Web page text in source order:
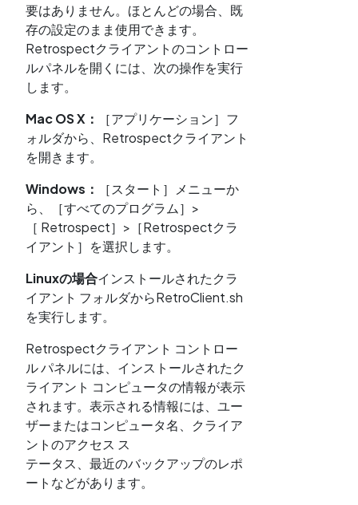
要はありません。ほとんどの場合、既
存の設定のまま使用できます。
Retrospectクライアントのコントロー
ルパネルを開くには、次の操作を実行
します。
Mac OS X：
［アプリケーション］フ
ォルダから、Retrospectクライアント
を開きます。
Windows：
［スタート］メニューか
ら、［すべてのプログラム］>
［ Retrospect］>［Retrospectクラ
イアント］を選択します。
Linuxの場合インストールされたクラ
イアント フォルダからRetroClient.sh
を実行します。
Retrospectクライアント コントロー
ル パネルには、インストールされたク
ライアント コンピュータの情報が表示
されます。表示される情報には、ユー
ザーまたはコンピュータ名、クライア
ントのアクセス ス
テータス、最近のバックアップのレポ
ートなどがあります。